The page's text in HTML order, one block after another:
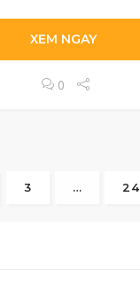
XEM NGAY
0
3 … 24